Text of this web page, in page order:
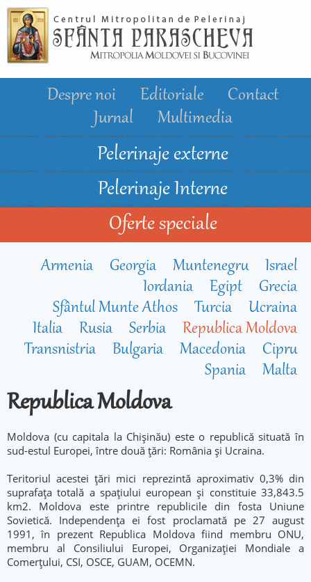
conţinutul
principal
Despre noi Editoriale
Contact
Jurnal
Multimedia
Pelerinaje externe
Pelerinaje Interne
Oferte speciale
Armenia Georgia Muntenegru
Israel
Iordania
Egipt
Grecia
Sfântul Munte Athos
Turcia
Ucraina
Italia
Rusia Serbia
Republica Moldova
Transnistria
Bulgaria Macedonia
Cipru
Spania
Malta
Republica Moldova
Moldova (cu capitala la Chişinău) este o republică situată în
sud-estul Europei, între două ţări: România şi Ucraina.
Teritoriul acestei țări mici reprezintă aproximativ 0,3% din
suprafaţa totală a spaţiului european şi constituie 33,843.5
km2. Moldova este printre republicile din fosta Uniune
Sovietică. Independenţa ei fost proclamată pe 27 august
1991, în prezent Republica Moldova fiind membru ONU,
membru al Consiliului Europei, Organizaţiei Mondiale a
Comerţului, CSI, OSCE, GUAM, OCEMN.